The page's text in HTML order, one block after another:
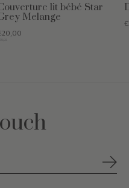
lit bébé Star
Melange